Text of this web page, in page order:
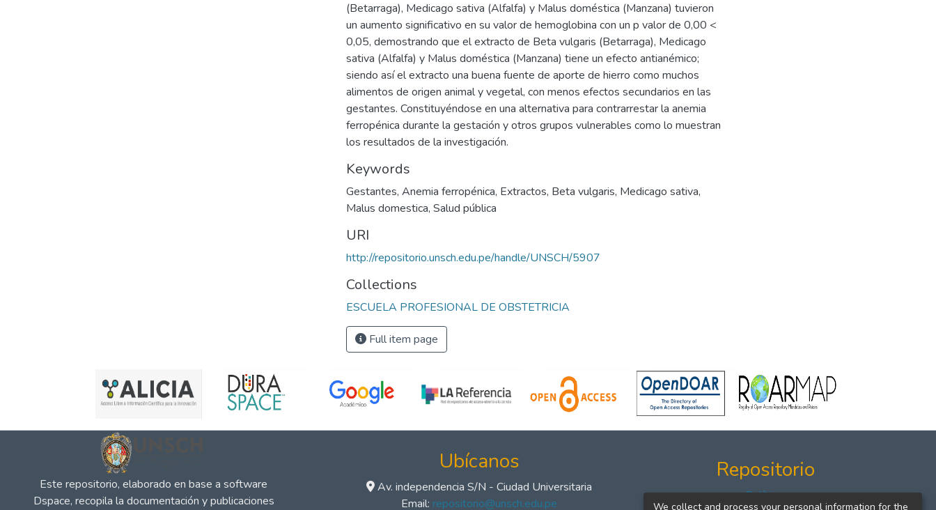
(Betarraga), Medicago sativa (Alfalfa) y Malus doméstica (Manzana) tuvieron
un aumento significativo en su valor de hemoglobina con un p valor de 0,00 <
0,05, demostrando que el extracto de Beta vulgaris (Betarraga), Medicago
sativa (Alfalfa) y Malus doméstica (Manzana) tiene un efecto antianémico;
siendo así el extracto una buena fuente de aporte de hierro como muchos
alimentos de origen animal y vegetal, con menos efectos secundarios en las
gestantes. Constituyéndose en una alternativa para contrarrestar la anemia
ferropénica durante la gestación y otros grupos vulnerables como lo muestran
los resultados de la investigación.
Keywords
Gestantes, Anemia ferropénica, Extractos, Beta vulgaris, Medicago sativa,
Malus domestica, Salud pública
URI
http://repositorio.unsch.edu.pe/handle/UNSCH/5907
Collections
ESCUELA PROFESIONAL DE OBSTETRICIA
Full item page
Este repositorio, elaborado en base a software
Dspace, recopila la documentación y publicaciones
Ubícanos
Av. independencia S/N - Ciudad Universitaria
Email: repositorio@unsch.edu.pe
Repositorio
Políticas
We collect and process your personal information for the